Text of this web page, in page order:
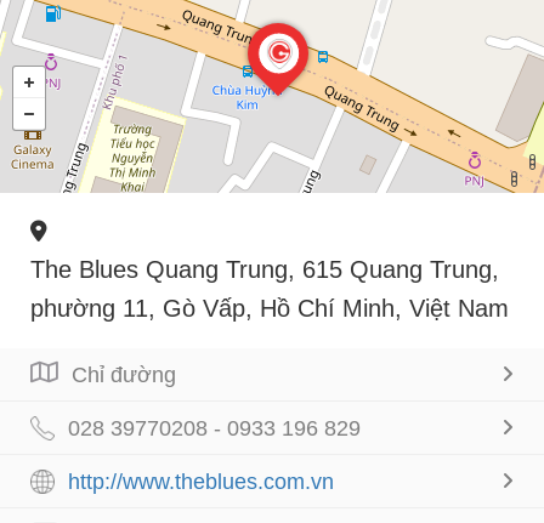
The Blues Quang Trung, 615 Quang Trung,
phường 11, Gò Vấp, Hồ Chí Minh, Việt Nam
Chỉ đường
028 39770208 - 0933 196 829
http://www.theblues.com.vn